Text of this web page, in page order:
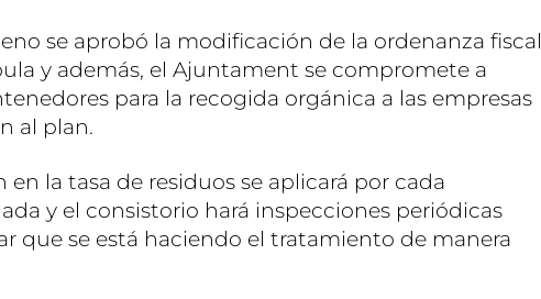
se aprobó la modificación de la ordenanza fiscal
y además, el Ajuntament se compromete a
para la recogida orgánica a las empresas
al plan.
en la tasa de residuos se aplicará por cada
y el consistorio hará inspecciones periódicas
que se está haciendo el tratamiento de manera